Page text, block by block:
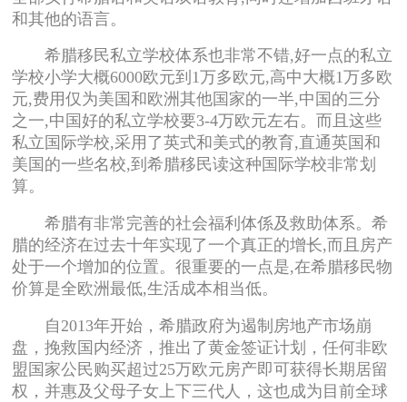
和其他的语言。
希腊移民私立学校体系也非常不错,好一点的私立
学校小学大概6000欧元到1万多欧元,高中大概1万多欧
元,费用仅为美国和欧洲其他国家的一半,中国的三分
之一,中国好的私立学校要3-4万欧元左右。而且这些
私立国际学校,采用了英式和美式的教育,直通英国和
美国的一些名校,到希腊移民读这种国际学校非常划
算。
希腊有非常完善的社会福利体係及救助体系。希
腊的经济在过去十年实现了一个真正的增长,而且房产
处于一个增加的位置。很重要的一点是,在希腊移民物
价算是全欧洲最低,生活成本相当低。
自2013年开始，希腊政府为遏制房地产市场崩
盘，挽救国内经济，推出了黄金签证计划，任何非欧
盟国家公民购买超过25万欧元房产即可获得长期居留
权，并惠及父母子女上下三代人，这也成为目前全球